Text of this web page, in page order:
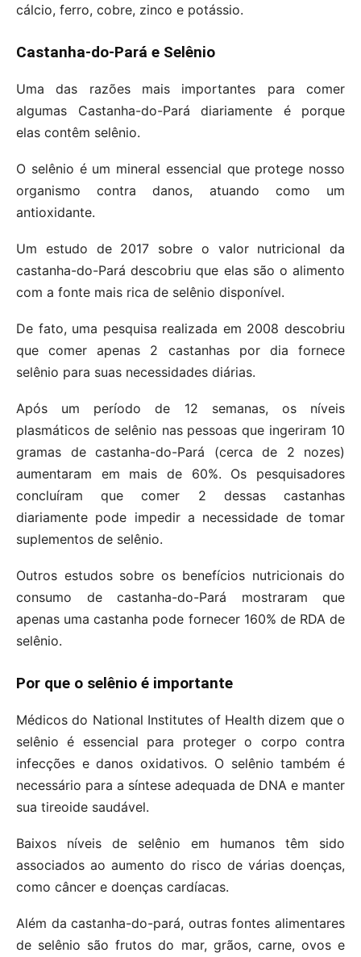
cálcio, ferro, cobre, zinco e potássio.
Castanha-do-Pará e Selênio
Uma das razões mais importantes para comer
algumas Castanha-do-Pará diariamente é porque
elas contêm selênio.
O selênio é um mineral essencial que protege nosso
organismo contra danos, atuando como um
antioxidante.
Um estudo de 2017 sobre o valor nutricional da
castanha-do-Pará descobriu que elas são o alimento
com a fonte mais rica de selênio disponível.
De fato, uma pesquisa realizada em 2008 descobriu
que comer apenas 2 castanhas por dia fornece
selênio para suas necessidades diárias.
Após um período de 12 semanas, os níveis
plasmáticos de selênio nas pessoas que ingeriram 10
gramas de castanha-do-Pará (cerca de 2 nozes)
aumentaram em mais de 60%. Os pesquisadores
concluíram que comer 2 dessas castanhas
diariamente pode impedir a necessidade de tomar
suplementos de selênio.
Outros estudos sobre os benefícios nutricionais do
consumo de castanha-do-Pará mostraram que
apenas uma castanha pode fornecer 160% de RDA de
selênio.
Por que o selênio é importante
Médicos do National Institutes of Health dizem que o
selênio é essencial para proteger o corpo contra
infecções e danos oxidativos. O selênio também é
necessário para a síntese adequada de DNA e manter
sua tireoide saudável.
Baixos níveis de selênio em humanos têm sido
associados ao aumento do risco de várias doenças,
como câncer e doenças cardíacas.
Além da castanha-do-pará, outras fontes alimentares
de selênio são frutos do mar, grãos, carne, ovos e